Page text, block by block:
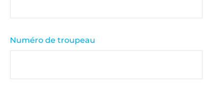
Numéro de troupeau